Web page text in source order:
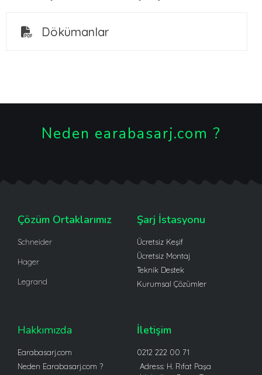
Dökümanlar
Neden earabasarj.com ?
Çözüm Ortaklarımız
Schneider
Hager
Legrand
Şarj İstasyonu
Ücretsiz Keşif
Ücretsiz Montaj
Teknik Destek
Kurumsal Çözümler
Hakkımızda
Earabasarj.com
Neden Earabasarj.com ?
İletişim
0212 222 00 71
Adress: H. Rıfat Paşa